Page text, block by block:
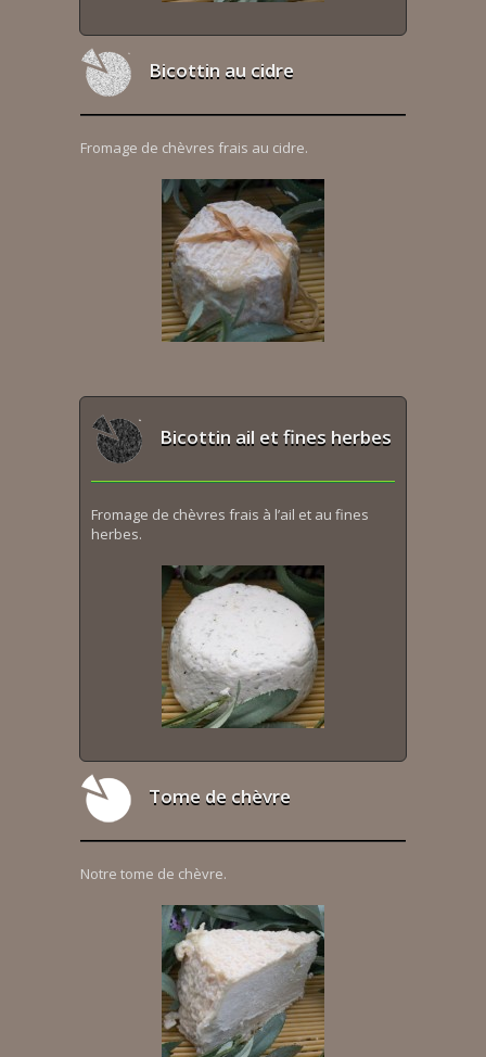
Bicottin au cidre
Fromage de chèvres frais au cidre.
Bicottin ail et fines herbes
Fromage de chèvres frais à l’ail et au fines
herbes.
Tome de chèvre
Notre tome de chèvre.